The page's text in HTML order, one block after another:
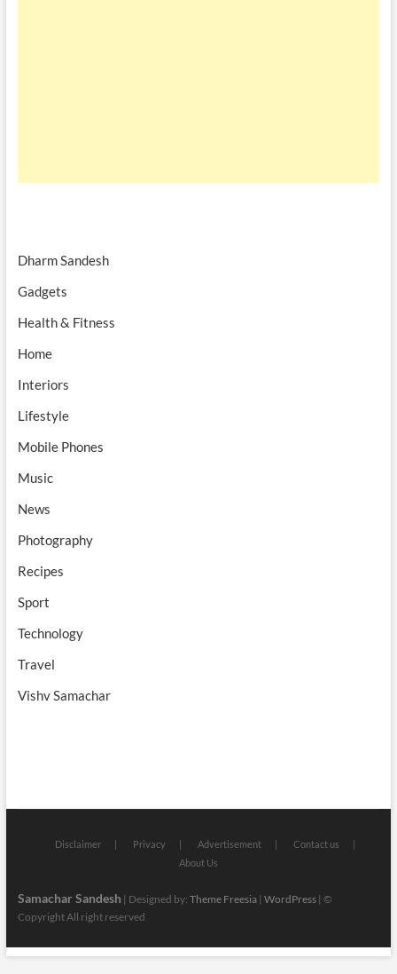
Dharm Sandesh
Gadgets
Health & Fitness
Home
Interiors
Lifestyle
Mobile Phones
Music
News
Photography
Recipes
Sport
Technology
Travel
Vishv Samachar
Disclaimer Privacy Advertisement
Contact us
About Us
Samachar Sandesh | Designed by: Theme Freesia| WordPress| ©
Copyright All right reserved